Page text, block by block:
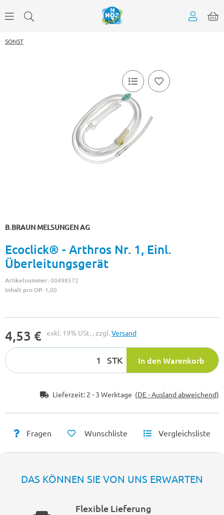
SONST
B.BRAUN MELSUNGEN AG
Ecoclick® - Arthros Nr. 1, Einl.
Überleitungsgerät
Artikelnummer:00498572
Inhalt pro OP: 1,00
4,53 € exkl. 19% USt. , zzgl.Versand
STK In den Warenkorb
Lieferzeit: 2 - 3 Werktage (DE - Ausland abweichend)
Fragen Wunschliste Vergleichsliste
DAS KÖNNEN SIE VON UNS ERWARTEN
Flexible Lieferung